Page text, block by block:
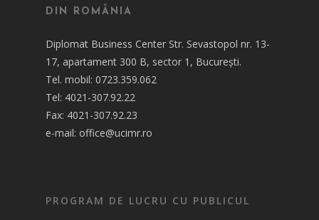
DIN ROMÂNIA
Diplomat Business Center Str. Sevastopol nr. 13-
17, apartament 300 B, sector 1, București.
Tel. mobil: 0723.359.062
Tel: 4021-307.92.22
Fax: 4021-307.92.23
e-mail: office@ucimr.ro
PROGRAM DE LUCRU CU PUBLICUL